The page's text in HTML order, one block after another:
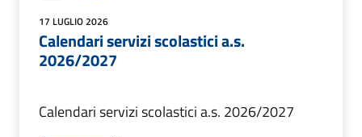
17 LUGLIO 2026
Calendari servizi scolastici a.s.
2026/2027
Calendari servizi scolastici a.s. 2026/2027